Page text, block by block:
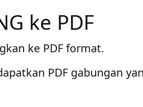
ke PDF
ke PDF format.
PDF gabungan